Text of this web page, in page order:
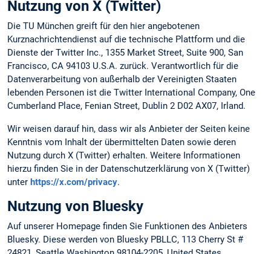
Nutzung von X (Twitter)
Die TU München greift für den hier angebotenen
Kurznachrichtendienst auf die technische Plattform und die
Dienste der Twitter Inc., 1355 Market Street, Suite 900, San
Francisco, CA 94103 U.S.A. zurück. Verantwortlich für die
Datenverarbeitung von außerhalb der Vereinigten Staaten
lebenden Personen ist die Twitter International Company, One
Cumberland Place, Fenian Street, Dublin 2 D02 AX07, Irland.
Wir weisen darauf hin, dass wir als Anbieter der Seiten keine
Kenntnis vom Inhalt der übermittelten Daten sowie deren
Nutzung durch X (Twitter) erhalten. Weitere Informationen
hierzu finden Sie in der Datenschutzerklärung von X (Twitter)
unter https://x.com/privacy.
Nutzung von Bluesky
Auf unserer Homepage finden Sie Funktionen des Anbieters
Bluesky. Diese werden von Bluesky PBLLC, 113 Cherry St #